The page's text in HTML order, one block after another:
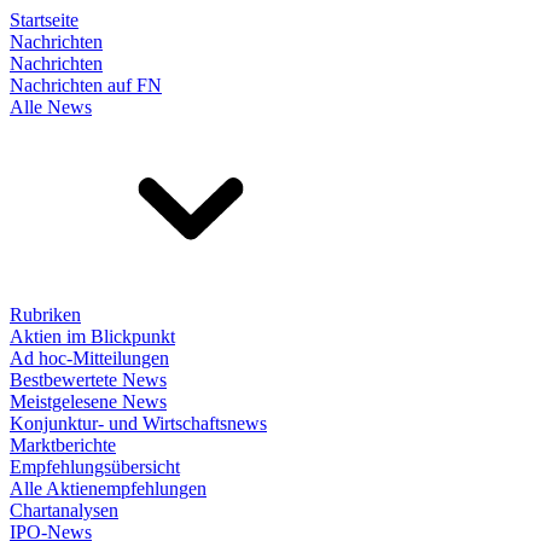
Startseite
Nachrichten
Nachrichten
Nachrichten auf FN
Alle News
Rubriken
Aktien im Blickpunkt
Ad hoc-Mitteilungen
Bestbewertete News
Meistgelesene News
Konjunktur- und Wirtschaftsnews
Marktberichte
Empfehlungsübersicht
Alle Aktienempfehlungen
Chartanalysen
IPO-News